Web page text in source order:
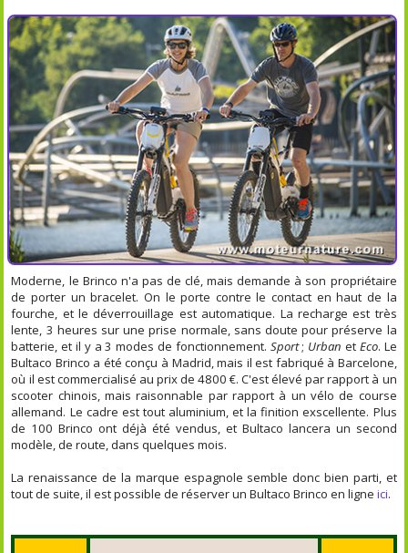
Moderne, le Brinco n'a pas de clé, mais demande à son propriétaire
de porter un bracelet. On le porte contre le contact en haut de la
fourche, et le déverrouillage est automatique. La recharge est très
lente, 3 heures sur une prise normale, sans doute pour préserve la
batterie, et il y a 3 modes de fonctionnement. Sport; Urban et Eco. Le
Bultaco Brinco a été conçu à Madrid, mais il est fabriqué à Barcelone,
où il est commercialisé au prix de 4800 €. C'est élevé par rapport à un
scooter chinois, mais raisonnable par rapport à un vélo de course
allemand. Le cadre est tout aluminium, et la finition exscellente. Plus
de 100 Brinco ont déjà été vendus, et Bultaco lancera un second
modèle, de route, dans quelques mois.
La renaissance de la marque espagnole semble donc bien parti, et
tout de suite, il est possible de réserver un Bultaco Brinco en ligneici.